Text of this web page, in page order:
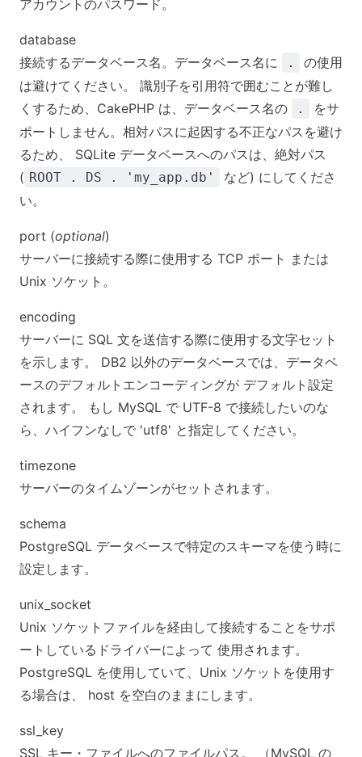
アカウントのパスワード。
database
接続するデータベース名。データベース名に
.
の使用
は避けてください。 識別子を引用符で囲むことが難し
くするため、CakePHP は、データベース名の
.
をサ
ポートしません。相対パスに起因する不正なパスを避け
るため、 SQLite データベースへのパスは、絶対パス
( ROOT . DS . 'my_app.db'
など) にしてくださ
い。
port (optional)
サーバーに接続する際に使用する TCP ポート または
Unix ソケット。
encoding
サーバーに SQL 文を送信する際に使用する文字セット
を示します。 DB2 以外のデータベースでは、データベ
ースのデフォルトエンコーディングが デフォルト設定
されます。 もし MySQL で UTF-8 で接続したいのな
ら、ハイフンなしで 'utf8' と指定してください。
timezone
サーバーのタイムゾーンがセットされます。
schema
PostgreSQL データベースで特定のスキーマを使う時に
設定します。
unix_socket
Unix ソケットファイルを経由して接続することをサポ
ートしているドライバーによって 使用されます。
PostgreSQL を使用していて、Unix ソケットを使用す
る場合は、 host を空白のままにします。
ssl_key
SSL キー・ファイルへのファイルパス。 （MySQL の